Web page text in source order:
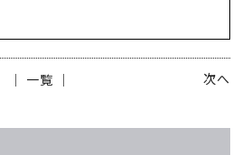
次へ
│ 一覧 │